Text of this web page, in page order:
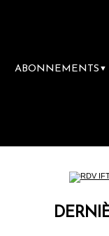
ABONNEMENTS ▼